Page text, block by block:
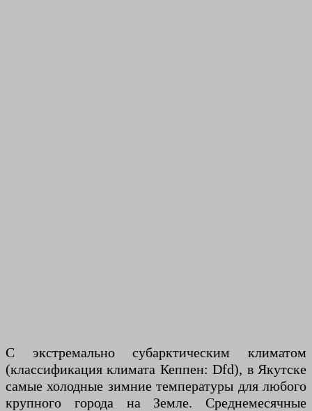
С экстремально субарктическим климатом
(классификация климата Кеппен: Dfd), в Якутске
самые холодные зимние температуры для любого
крупного города на Земле. Среднемесячные